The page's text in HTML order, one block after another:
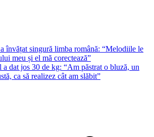
învățat singură limba română: “Melodiile le
meu și el mă corectează”
dat jos 30 de kg: “Am păstrat o bluză, un
ca să realizez cât am slăbit”